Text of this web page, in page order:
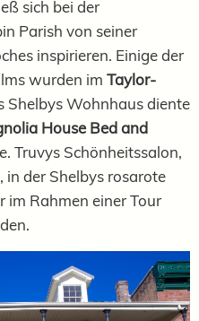
sich bei der
Parish von seiner
inspirieren. Einige der
wurden im Taylor-
Shelbys Wohnhaus diente
House Bed and
Truvys Schönheitssalon,
in der Shelbys rosarote
Rahmen einer Tour